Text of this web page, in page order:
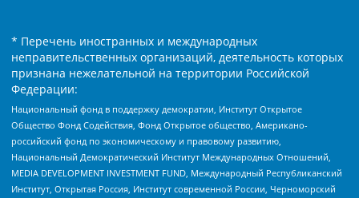
* Перечень иностранных и международных
неправительственных организаций, деятельность которых
признана нежелательной на территории Российской
Федерации:
Национальный фонд в поддержку демократии, Институт Открытое
Общество Фонд Содействия, Фонд Открытое общество, Американо-
российский фонд по экономическому и правовому развитию,
Национальный Демократический Институт Международных Отношений,
MEDIA DEVELOPMENT INVESTMENT FUND, Международный Республиканский
Институт, Открытая Россия, Институт современной России, Черноморский